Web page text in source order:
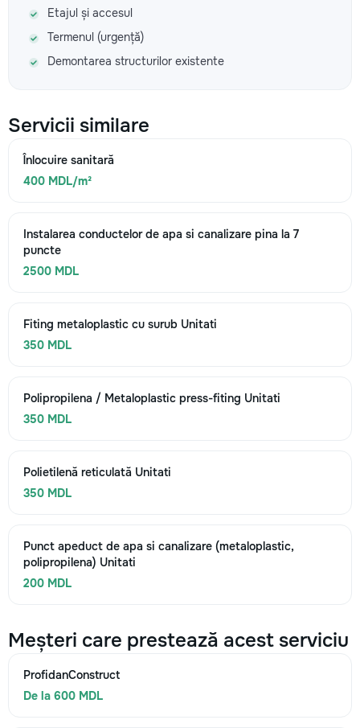
Etajul și accesul
Termenul (urgență)
Demontarea structurilor existente
Servicii similare
Înlocuire sanitară
400 MDL/m²
Instalarea conductelor de apa si canalizare pina la 7
puncte
2500 MDL
Fiting metaloplastic cu surub Unitati
350 MDL
Polipropilena / Metaloplastic press-fiting Unitati
350 MDL
Polietilenă reticulată Unitati
350 MDL
Punct apeduct de apa si canalizare (metaloplastic,
polipropilena) Unitati
200 MDL
Meșteri care prestează acest serviciu
ProfidanConstruct
De la 600 MDL